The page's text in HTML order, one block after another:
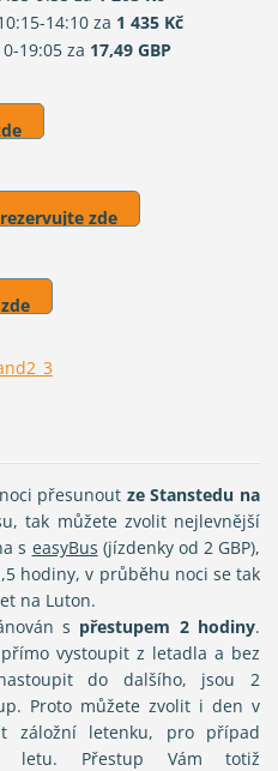
14:10 za 1 435 Kč
19:05 za 17,49 GBP
zde
přesunout ze Stanstedu na
tak můžete zvolit nejlevnější
s easyBus (jízdenky od 2 GBP),
hodiny, v průběhu noci se tak
na Luton.
s přestupem 2 hodiny.
vystoupit z letadla a bez
do dalšího, jsou 2
Proto můžete zvolit i den v
záložní letenku, pro případ
letu. Přestup Vám totiž